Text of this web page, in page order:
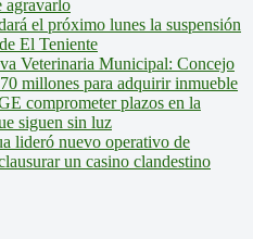
agravarlo
el próximo lunes la suspensión
El Teniente
Veterinaria Municipal: Concejo
millones para adquirir inmueble
comprometer plazos en la
siguen sin luz
lideró nuevo operativo de
un casino clandestino